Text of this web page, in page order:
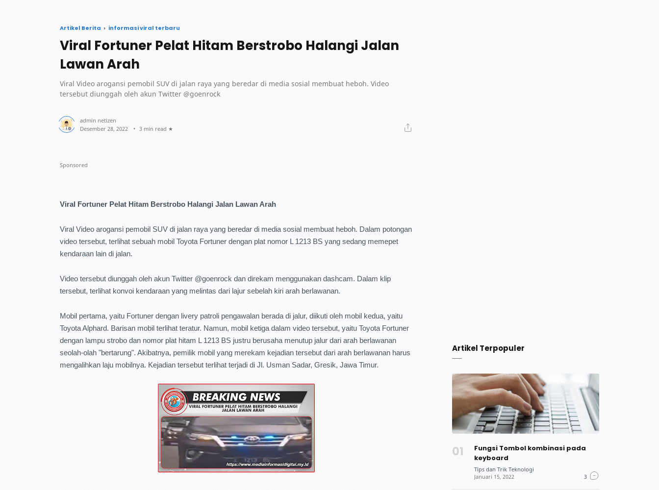
Artikel Berita informasi viral terbaru
Viral Fortuner Pelat Hitam Berstrobo Halangi Jalan
Lawan Arah
Viral Video arogansi pemobil SUV di jalan raya yang beredar di media sosial membuat heboh. Video
tersebut diunggah oleh akun Twitter @goenrock
3 min read
Viral Fortuner Pelat Hitam Berstrobo Halangi Jalan Lawan Arah
Viral Video arogansi pemobil SUV di jalan raya yang beredar di media sosial membuat heboh. Dalam potongan
video tersebut, terlihat sebuah mobil Toyota Fortuner dengan plat nomor L 1213 BS yang sedang memepet
kendaraan lain di jalan.
Video tersebut diunggah oleh akun Twitter @goenrock dan direkam menggunakan dashcam. Dalam klip
tersebut, terlihat konvoi kendaraan yang melintas dari lajur sebelah kiri arah berlawanan.
Mobil pertama, yaitu Fortuner dengan livery patroli pengawalan berada di jalur, diikuti oleh mobil kedua, yaitu
Toyota Alphard. Barisan mobil terlihat teratur. Namun, mobil ketiga dalam video tersebut, yaitu Toyota Fortuner
dengan lampu strobo dan nomor plat hitam L 1213 BS justru berusaha menutup jalur dari arah berlawanan
seolah-olah "bertarung". Akibatnya, pemilik mobil yang merekam kejadian tersebut dari arah berlawanan harus
mengalihkan laju mobilnya. Kejadian tersebut terlihat terjadi di Jl. Usman Sadar, Gresik, Jawa Timur.
Artikel Terpopuler
Fungsi Tombol kombinasi pada
keyboard